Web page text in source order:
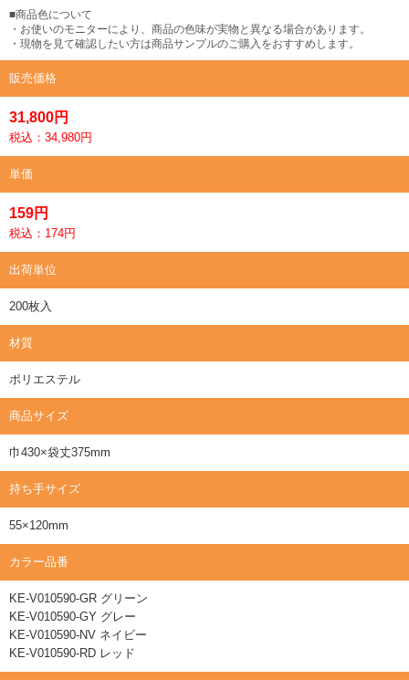
■商品色について
・お使いのモニターにより、商品の色味が実物と異なる場合があります。
・現物を見て確認したい方は商品サンプルのご購入をおすすめします。
販売価格
31,800円
税込：34,980円
単価
159円
税込：174円
出荷単位
200枚入
材質
ポリエステル
商品サイズ
巾430×袋丈375mm
持ち手サイズ
55×120mm
カラー品番
KE-V010590-GR グリーン
KE-V010590-GY グレー
KE-V010590-NV ネイビー
KE-V010590-RD レッド